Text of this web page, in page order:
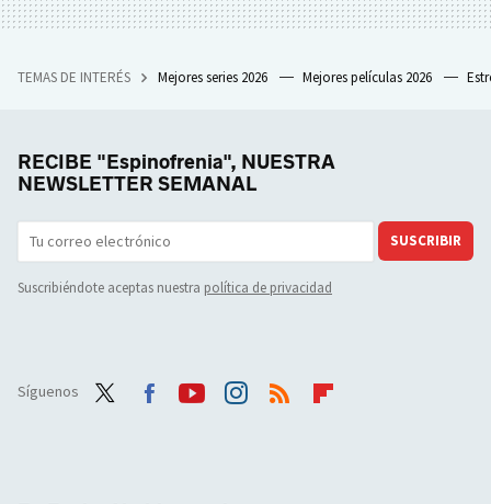
TEMAS DE INTERÉS Mejores series 2026 Mejores películas 2026
RECIBE "Espinofrenia", NUESTRA
NEWSLETTER SEMANAL
SUSCRIBIR
Suscribiéndote aceptas nuestra política de privacidad
Síguenos